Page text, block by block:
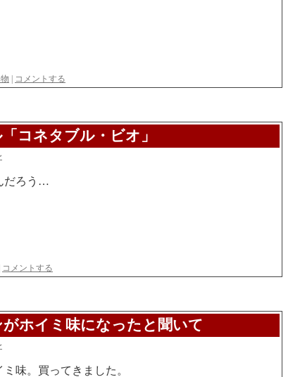
コメントする
コネタブル・ビオ」
だろう…
コメントする
ホイミ味になったと聞いて
味。買ってきました。